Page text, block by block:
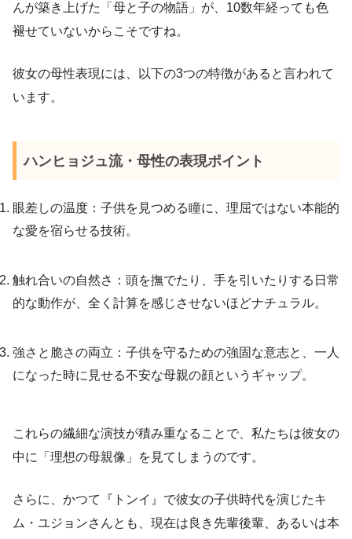
んが築き上げた「母と子の物語」が、10数年経っても色
褪せていないからこそですね。
彼女の母性表現には、以下の3つの特徴があると言われて
います。
ハンヒョジュ流・母性の表現ポイント
眼差しの温度：子供を見つめる瞳に、理屈ではない本能的
な愛を宿らせる技術。
触れ合いの自然さ：頭を撫でたり、手を引いたりする日常
的な動作が、全く計算を感じさせないほどナチュラル。
強さと脆さの両立：子供を守るための強固な意志と、一人
になった時に見せる不安な母親の顔というギャップ。
これらの繊細な演技が積み重なることで、私たちは彼女の
中に「理想の母親像」を見てしまうのです。
さらに、かつて『トンイ』で彼女の子供時代を演じたキ
ム・ユジョンさんとも、現在は良き先輩後輩、あるいは本